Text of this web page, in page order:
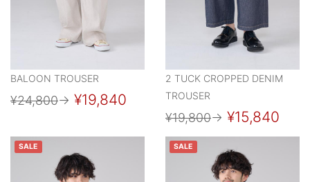
BALOON TROUSER
¥24,800→ ¥19,840
2 TUCK CROPPED DENIM
TROUSER
¥19,800→ ¥15,840
SALE SALE